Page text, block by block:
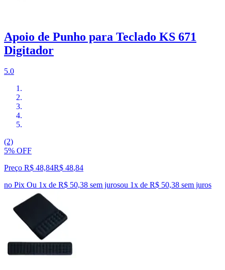
Apoio de Punho para Teclado KS 671
Digitador
5.0
(2)
5% OFF
Preço R$ 48,84R$ 48,84
no Pix Ou 1x de R$ 50,38 sem jurosou 1x de R$ 50,38 sem juros